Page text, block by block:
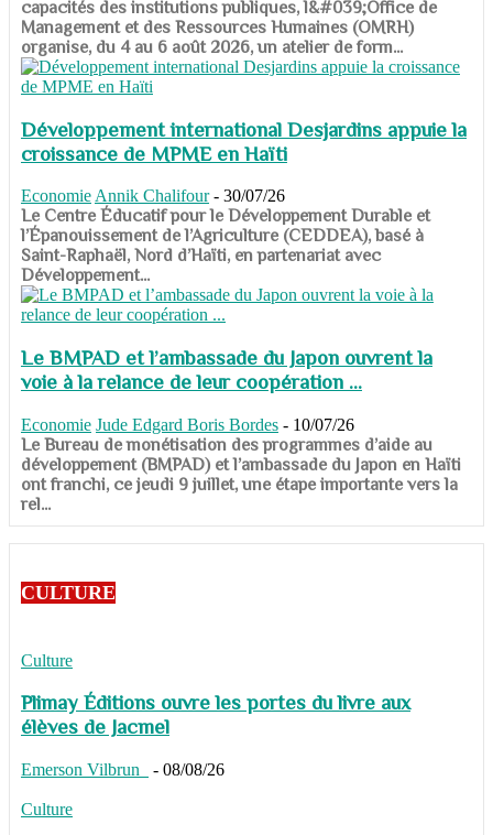
capacités des institutions publiques, l&#039;Office de
Management et des Ressources Humaines (OMRH)
organise, du 4 au 6 août 2026, un atelier de form...
Développement international Desjardins appuie la
croissance de MPME en Haïti
Economie Annik Chalifour - 30/07/26
​​​​​​​Le Centre Éducatif pour le Développement Durable et
l’Épanouissement de l’Agriculture (CEDDEA), basé à
Saint-Raphaël, Nord d’Haïti, en partenariat avec
Développement...
Le BMPAD et l’ambassade du Japon ouvrent la
voie à la relance de leur coopération ...
Economie Jude Edgard Boris Bordes - 10/07/26
​​​​​​​Le Bureau de monétisation des programmes d’aide au
développement (BMPAD) et l’ambassade du Japon en Haïti
ont franchi, ce jeudi 9 juillet, une étape importante vers la
rel...
CULTURE
Culture
Plimay Éditions ouvre les portes du livre aux
élèves de Jacmel
Emerson Vilbrun - 08/08/26
Culture